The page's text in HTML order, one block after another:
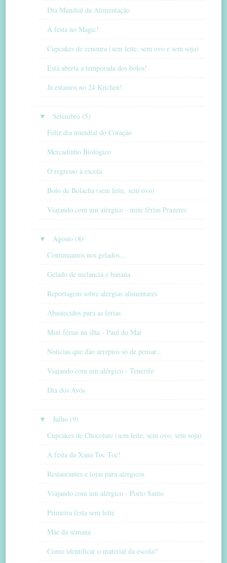
Dia Mundial da Alimentação
A festa no Magic!
Cupcakes de cenoura (sem leite, sem ovo e sem soja)
Está aberta a temporada dos bolos!
Já estamos no 24 Kitchen!
▼
Setembro (5)
Feliz dia mundial do Coração
Mercadinho Biológico
O regresso à escola
Bolo de Bolacha (sem leite, sem ovo)
Viajando com um alérgico - mini férias Prazeres
▼
Agosto (8)
Continuamos nos gelados...
Gelado de melancia e banana
Reportagem sobre alergias alimentares
Abastecidos para as férias
Mini férias na ilha - Paul do Mar
Notícias que dão arrepios só de pensar...
Viajando com um alérgico - Tenerife
Dia dos Avós
▼
Julho (9)
Cupcakes de Chocolate (sem leite, sem ovo, sem soja)
A festa da Xana Toc Toc!
Restaurantes e lojas para alérgicos
Viajando com um alérgico - Porto Santo
Primeira festa sem leite
Mãe da semana
Como identificar o material da escola?